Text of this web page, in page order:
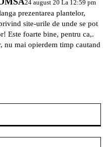
24 august 20 La 12:59 pm
prezentarea plantelor,
site-urile de unde se pot
Este foarte bine, pentru ca,.
nu mai opierdem timp cautand